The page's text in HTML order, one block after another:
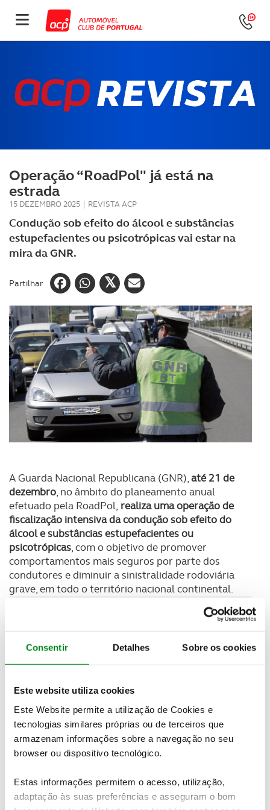
Consentir Detalhes Sobre os cookies
Este website utiliza cookies
Este Website permite a utilização de Cookies e
tecnologias similares próprias ou de terceiros que
armazenam informações sobre a navegação no seu
browser ou dispositivo tecnológico.
Estas informações permitem o acesso, utilização,
adaptação às suas preferências e asseguram o bom
Operação “RoadPol" já está na
estrada
15 DEZEMBRO 2025 | REVISTA ACP
Condução sob efeito do álcool e substâncias
estupefacientes ou psicotrópicas vai estar na
mira da GNR.
Partilhar
A Guarda Nacional Republicana (GNR),até 21 de
dezembro, no âmbito do planeamento anual
efetuado pela RoadPol, realiza uma operação de
fiscalização intensiva da condução sob efeito do
álcool e substâncias estupefacientes ou
psicotrópicas, com o objetivo de promover
comportamentos mais seguros por parte dos
condutores e diminuir a sinistralidade rodoviária
grave, em todo o território nacional continental.
Receba as novidades do mundo automóvel e
do universo ACP.
ARede Europeia de Policias de Trânsito (RoadPol)
uma organização que foi estabelecida pelas polícias
de trânsito da Europa,com a finalidade de melhorar
estradas. Estas operações, de âmbito europeu, têm
como principal finalidade a criação de um ambiente
rodoviário mais seguro através de uma intervenção